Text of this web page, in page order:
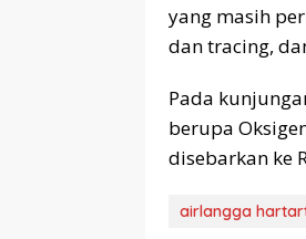
yang masih
dan tracing,
Pada
berupa
disebarkan ke
airlangga